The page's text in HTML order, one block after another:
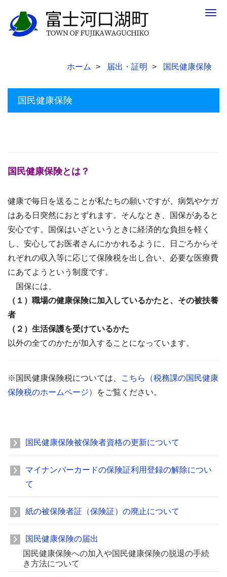
ホーム 届出・証明 国民健康保険
国民健康保険
国民健康保険とは？
健康で毎日を送ることが私たちの願いですが、病気やケガ
はある日突然におとずれます。そんなとき、国保があると
安心です。国保はいざというときに経済的な負担を軽く
し、安心してお医者さんにかかれるように、日ごろからそ
れぞれの収入等に応じて保険税を出し合い、必要な医療費
にあてようという制度です。
国保には、
（１）職場の健康保険に加入しているかたと、その被扶養
者
（２）生活保護を受けているかた
以外の全てのかたが加入することになっています。
※国民健康保険税については、
こちら（税務課の国民健康
保険税のホームページ）
をご覧ください。
国民健康保険被保険者資格の更新について
マイナンバーカードの保険証利用登録の解除につい
て
紙の被保険者証（保険証）の廃止について
国民健康保険の届出
国民健康保険への加入や国民健康保険の脱退の手続
き方法について